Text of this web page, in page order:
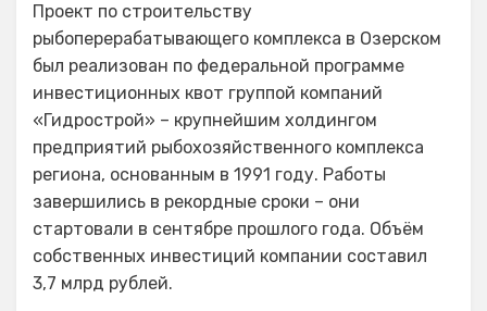
Проект по строительству
рыбоперерабатывающего комплекса в Озерском
был реализован по федеральной программе
инвестиционных квот группой компаний
«Гидрострой» – крупнейшим холдингом
предприятий рыбохозяйственного комплекса
региона, основанным в 1991 году. Работы
завершились в рекордные сроки – они
стартовали в сентябре прошлого года. Объём
собственных инвестиций компании составил
3,7 млрд рублей.